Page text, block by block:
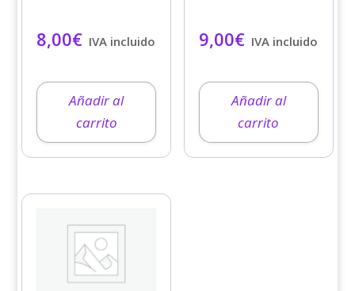
8,00€ IVA incluido
Añadir al
carrito
9,00€ IVA incluido
Añadir al
carrito